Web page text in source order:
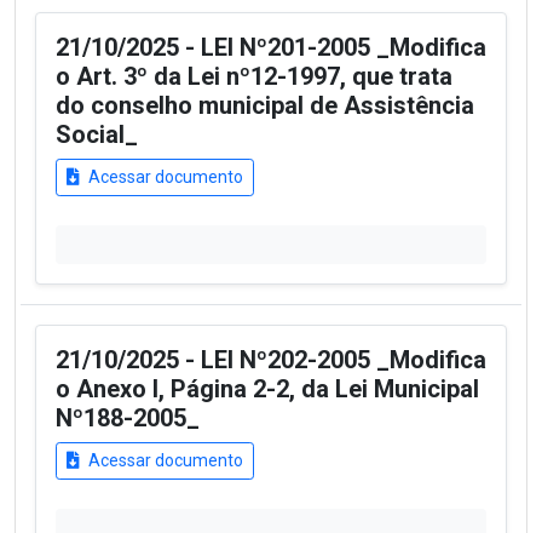
21/10/2025 - LEI Nº201-2005 _Modifica
o Art. 3º da Lei nº12-1997, que trata
do conselho municipal de Assistência
Social_
Acessar documento
21/10/2025 - LEI Nº202-2005 _Modifica
o Anexo I, Página 2-2, da Lei Municipal
Nº188-2005_
Acessar documento